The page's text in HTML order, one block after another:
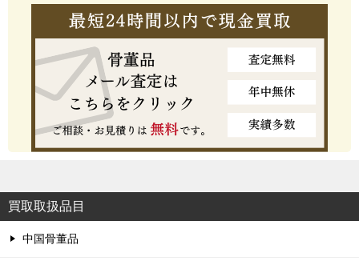
買取取扱品目
中国骨董品